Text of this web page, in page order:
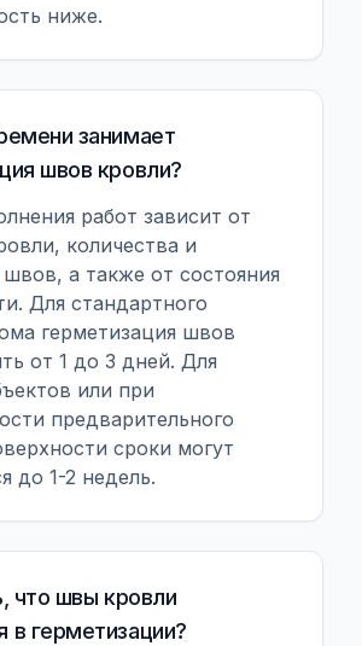
ниже.
занимает
швов кровли?
работ зависит от
количества и
а также от состояния
Для стандартного
герметизация швов
от 1 до 3 дней. Для
или при
предварительного
сроки могут
до 1-2 недель.
что швы кровли
в герметизации?